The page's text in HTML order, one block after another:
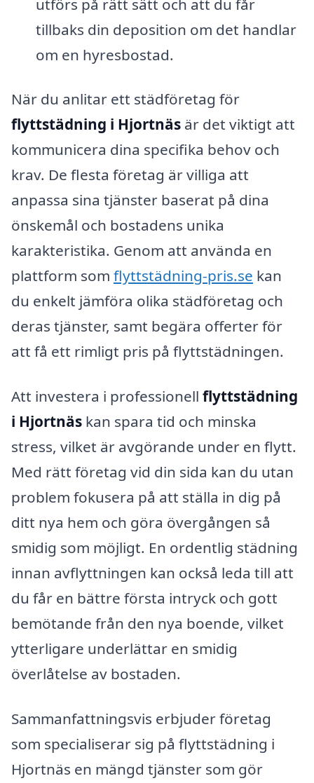
utförs på rätt sätt och att du får
tillbaks din deposition om det handlar
om en hyresbostad.
När du anlitar ett städföretag för
flyttstädning i Hjortnäs är det viktigt att
kommunicera dina specifika behov och
krav. De flesta företag är villiga att
anpassa sina tjänster baserat på dina
önskemål och bostadens unika
karakteristika. Genom att använda en
plattform som flyttstädning-pris.se kan
du enkelt jämföra olika städföretag och
deras tjänster, samt begära offerter för
att få ett rimligt pris på flyttstädningen.
Att investera i professionell flyttstädning
i Hjortnäs kan spara tid och minska
stress, vilket är avgörande under en flytt.
Med rätt företag vid din sida kan du utan
problem fokusera på att ställa in dig på
ditt nya hem och göra övergången så
smidig som möjligt. En ordentlig städning
innan avflyttningen kan också leda till att
du får en bättre första intryck och gott
bemötande från den nya boende, vilket
ytterligare underlättar en smidig
överlåtelse av bostaden.
Sammanfattningsvis erbjuder företag
som specialiserar sig på flyttstädning i
Hjortnäs en mängd tjänster som gör